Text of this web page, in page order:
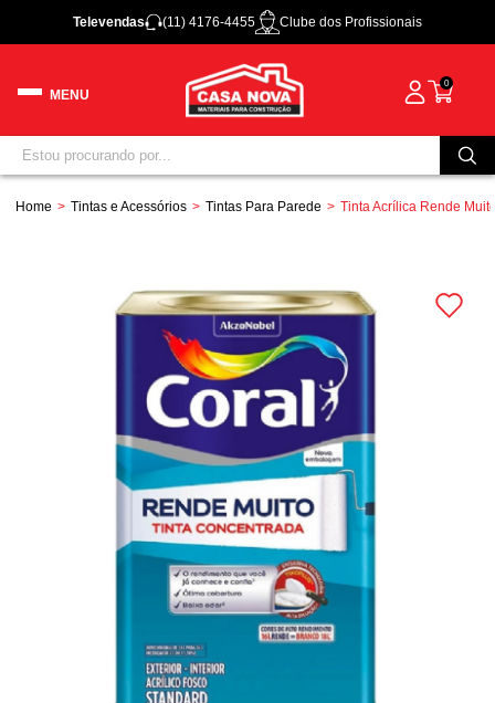
Televendas (11) 4176-4455 Clube dos Profissionais
0
Home Tintas e Acessórios Tintas Para Parede Tinta Acrílica Rende